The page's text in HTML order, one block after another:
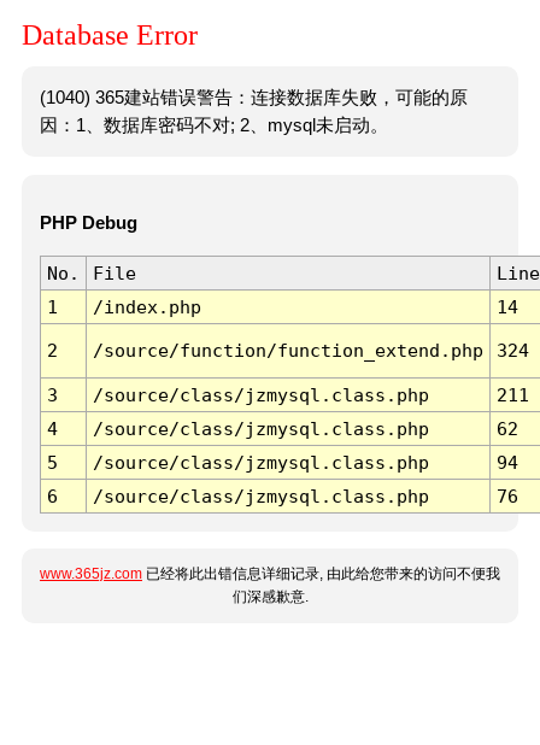
Database Error
(1040) 365建站错误警告：连接数据库失败，可能的原
因：1、数据库密码不对; 2、mysql未启动。
PHP Debug
No. File
Line
1
/index.php 14
2 /source/function/function_extend.php 324
3 /source/class/jzmysql.class.php
211
4
/source/class/jzmysql.class.php
62
5
/source/class/jzmysql.class.php
94
6
/source/class/jzmysql.class.php 76
www.365jz.com 已经将此出错信息详细记录, 由此给您带来的访问不便我
们深感歉意.